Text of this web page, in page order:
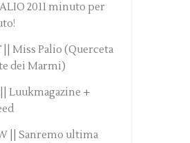
2011 minuto per
|| Miss Palio (Querceta
dei Marmi)
Luukmagazine +
|| Sanremo ultima